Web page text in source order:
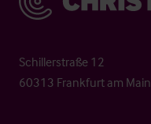
Schillerstraße 12
60313 Frankfurt am Main